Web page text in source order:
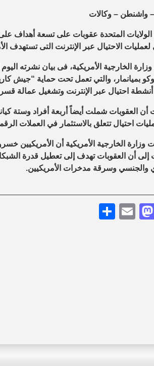
واشنطن – وكالات
المتحدة عقوبات على تسعة أهداف على
الاحتيال عبر الإنترنت التى تستهدف
الخارجية الأمريكية، فى بيان نشرته
بميانمار، والتي تعمل تحت حماية “جيش
احتيال عبر الإنترنت وتشغيل عمالة
أن العقوبات شملت أيضاً أربعة أفراد وستة
احتيال تتعلق بالاستثمار في العملات
أن العقوبات تهدف إلى تعطيل قدرة الشبكات
والجنسي وسرقة مدخرات الأمريكيين.
Facebook
Mastodon
Email